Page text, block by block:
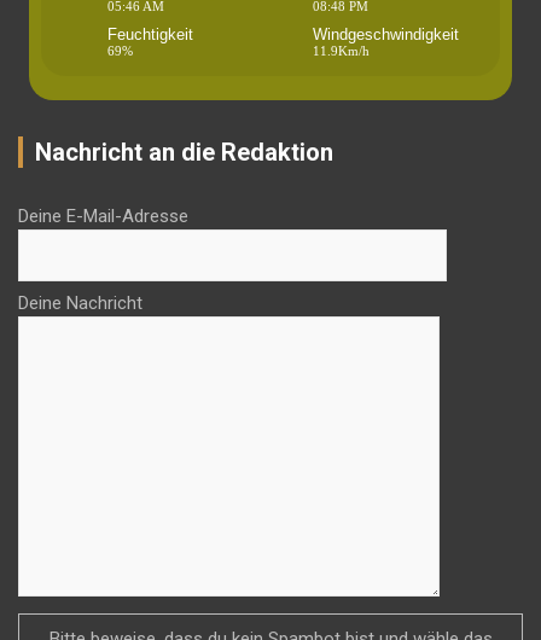
05:46 AM 08:48 PM
Feuchtigkeit
69%
Windgeschwindigkeit
11.9Km/h
Nachricht an die Redaktion
Deine E-Mail-Adresse
Deine Nachricht